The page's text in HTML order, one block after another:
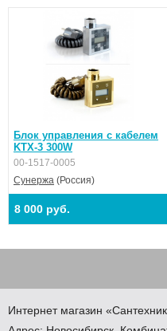
Блок управления с кабелем
KTX-3 300W
00-1517-0005
Сунержа (Россия)
8 000 руб.
Интернет магазин